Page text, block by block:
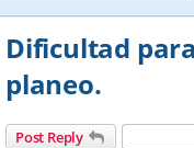
Dificultad
planeo.
Post Reply